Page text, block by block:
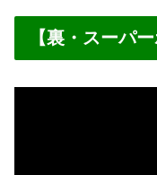
【裏・スーパ